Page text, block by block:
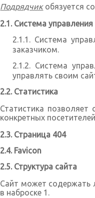
Подрядчикобязуется
Система
Система
заказчиком.
Система
управлять своим
Статистика
Статистика позволяет
конкретных
Страница 404
Favicon
Структура сайта
Сайт может содержать
в наброске 1.